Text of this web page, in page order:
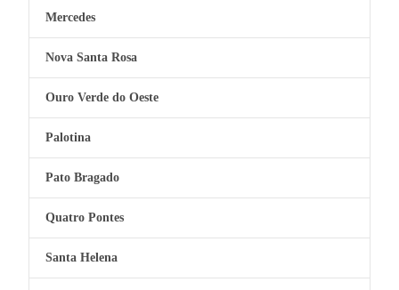
Mercedes
Nova Santa Rosa
Ouro Verde do Oeste
Palotina
Pato Bragado
Quatro Pontes
Santa Helena